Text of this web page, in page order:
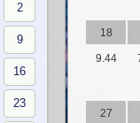
18
9.44
27
2
9
16
23